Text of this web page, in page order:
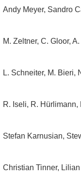
Andy Meyer, Sandro
M. Zeltner, C. Gloor,
L. Schneiter, M. Bieri,
R. Iseli, R.
Stefan Karnusian,
Christian Tinner,